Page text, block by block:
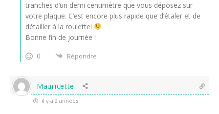
tranches d’un demi centimètre que vous déposez sur
votre plaque. C’est encore plus rapide que d’étaler et de
détailler à la roulette!
Bonne fin de journée !
0
Répondre
Mauricette
il y a 2 années